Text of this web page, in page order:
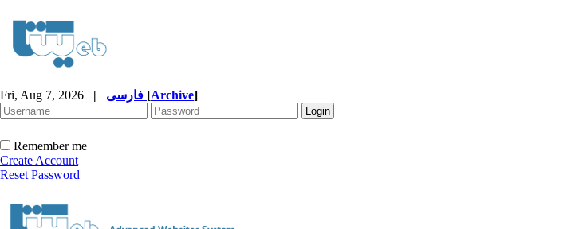
Fri, Aug 7, 2026 | [Archive]
Remember me
Create Account
Reset Password